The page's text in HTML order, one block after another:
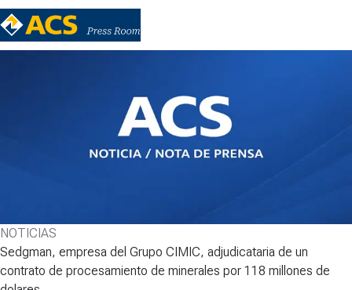
NOTICIAS
Sedgman, empresa del Grupo CIMIC, adjudicataria de un
contrato de procesamiento de minerales por 118 millones de